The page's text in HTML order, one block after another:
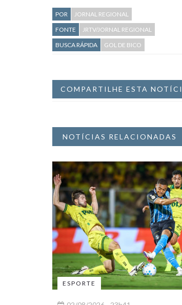
POR
JORNAL REGIONAL
FONTE
JRTV/JORNAL REGIONAL
BUSCA RÁPIDA
GOL DE BICO
COMPARTILHE ESTA
NOTÍCIAS RELACIONADAS
ESPORTE